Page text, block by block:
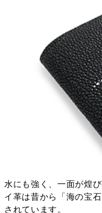
水にも強く、一面が煌
イ革は昔から「海の宝
されています。